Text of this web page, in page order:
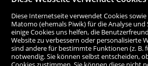
Diese Internetseite verwendet Cookies
Matomo (ehemals Piwik) für die Analyse und
einige Cookies uns helfen, die
Website zu verbessern oder personalisierte
sind andere für bestimmte Funktionen (z. B.
notwendig. Sie können selbst entscheiden,